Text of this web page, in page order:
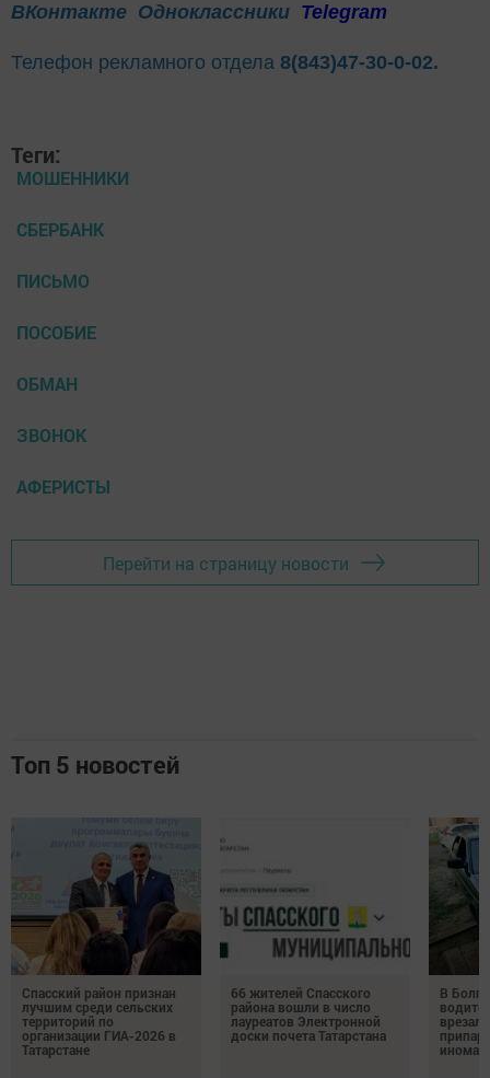
ВКонтакте Одноклассники Telegram
Телефон рекламного отдела 8(843)47-30-0-02.
Теги:
МОШЕННИКИ
СБЕРБАНК
ПИСЬМО
ПОСОБИЕ
ОБМАН
ЗВОНОК
АФЕРИСТЫ
Перейти на страницу новости
Топ 5 новостей
Спасский район признан
лучшим среди сельских
территорий по
организации ГИА-2026 в
Татарстане
66 жителей Спасского
района вошли в число
лауреатов Электронной
доски почета Татарстана
В